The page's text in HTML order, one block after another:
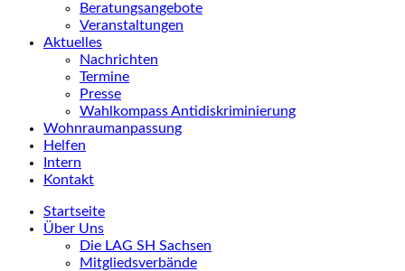
Beratungsangebote
Veranstaltungen
Aktuelles
Nachrichten
Termine
Presse
Wahlkompass Antidiskriminierung
Wohnraumanpassung
Helfen
Intern
Kontakt
Startseite
Über Uns
Die LAG SH Sachsen
Mitgliedsverbände